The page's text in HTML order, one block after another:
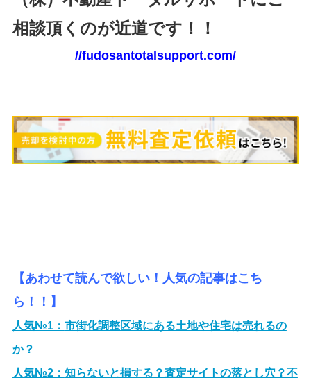
相談頂くのが近道です！！
//fudosantotalsupport.com/
【あわせて読んで欲しい！人気の記事はこち
ら！！】
人気№1： 市街化調整区域にある土地や住宅は売れるの
か？
人気№2： 知らないと損する？査定サイトの落とし穴？不